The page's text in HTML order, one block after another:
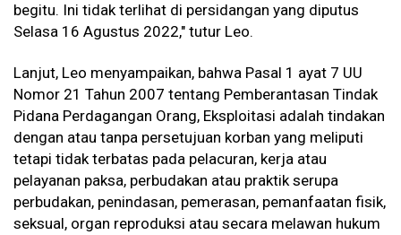
begitu. Ini tidak terlihat di persidangan yang diputus
Selasa 16 Agustus 2022," tutur Leo.
Lanjut, Leo menyampaikan, bahwa Pasal 1 ayat 7 UU
Nomor 21 Tahun 2007 tentang Pemberantasan Tindak
Pidana Perdagangan Orang, Eksploitasi adalah tindakan
dengan atau tanpa persetujuan korban yang meliputi
tetapi tidak terbatas pada pelacuran, kerja atau
pelayanan paksa, perbudakan atau praktik serupa
perbudakan, penindasan, pemerasan, pemanfaatan fisik,
seksual, organ reproduksi atau secara melawan hukum